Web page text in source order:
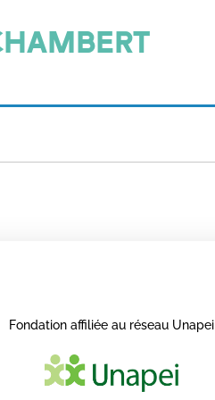
Fondation affiliée au réseau Unapei